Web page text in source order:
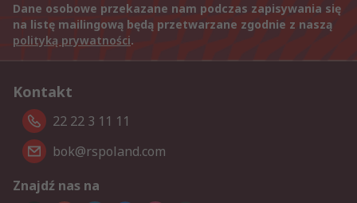
Dane osobowe przekazane nam podczas zapisywania się
na listę mailingową będą przetwarzane zgodnie z naszą
polityką prywatności.
Kontakt
22 22 3 11 11
bok@rspoland.com
Znajdź nas na